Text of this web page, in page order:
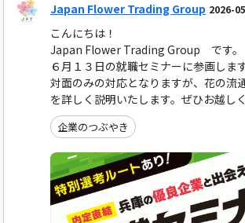
Japan Flower Trading Group 2026-
こんにちは！
Japan Flower Trading Group です。
６月１３日の就職セミナーに参画しま
対面のみの対応となりますが、花の流
を詳しく説明いたします。ぜひお越し
企業のつぶやき